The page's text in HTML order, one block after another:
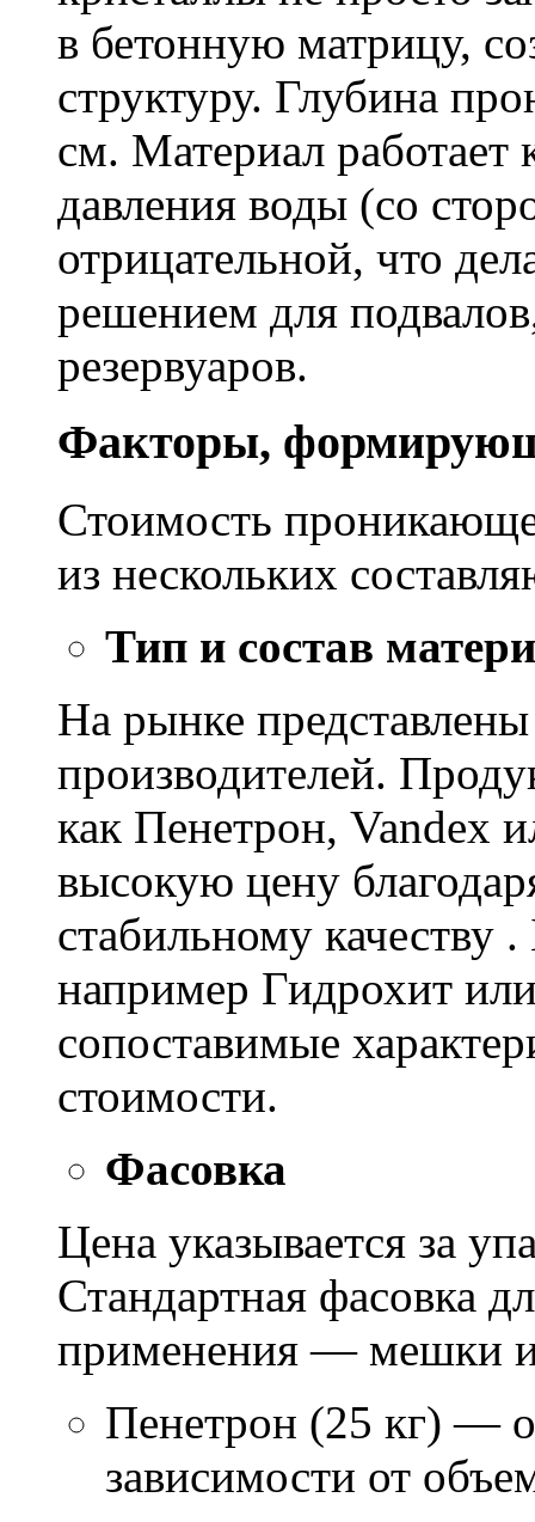
в бетонную матрицу,
структуру. Глубина
см. Материал работает
давления воды (со
отрицательной, что
решением для
резервуаров.
Факторы,
Стоимость
из нескольких
Тип и состав
На рынке
производителей.
как Пенетрон, Vandex
высокую цену
стабильному качеству
например Гидрохит
сопоставимые
стоимости.
Фасовка
Цена указывается за
Стандартная фасовка
применения — мешки
Пенетрон (25 кг) —
зависимости от